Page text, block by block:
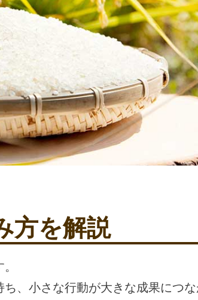
方を解説
、小さな行動が大きな成果につ